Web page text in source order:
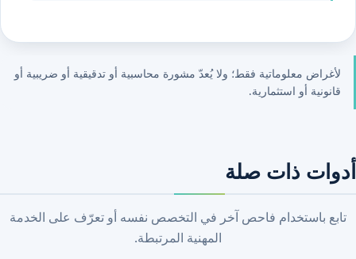
لأغراض معلوماتية فقط؛ ولا يُعدّ مشورة محاسبية أو تدقيقية أو ضريبية أو
قانونية أو استثمارية.
أدوات ذات صلة
تابع باستخدام فاحص آخر في التخصص نفسه أو تعرّف على الخدمة
المهنية المرتبطة.